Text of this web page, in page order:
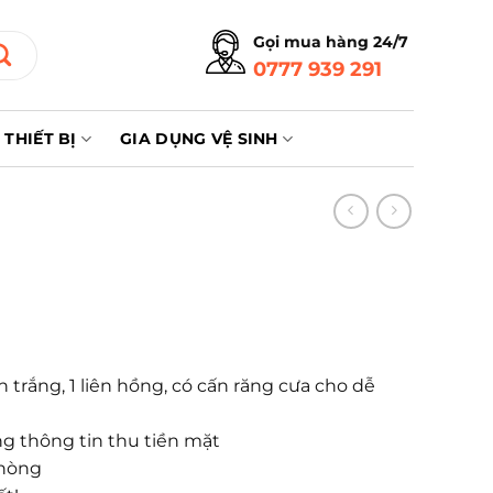
Gọi mua hàng 24/7
0777 939 291
THIẾT BỊ GIA DỤNG VỆ SINH
trắng, 1 liên hồng, có cấn răng cưa cho dễ
thông tin thu tiền mặt